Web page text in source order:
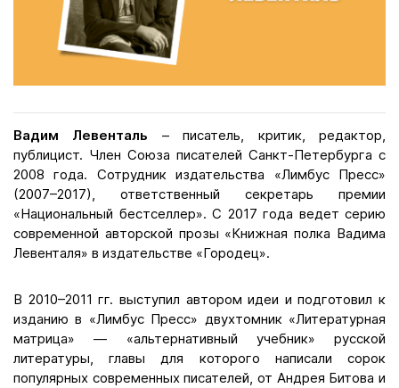
Вадим Левенталь – писатель, критик, редактор,
публицист. Член Союза писателей Санкт-Петербурга с
2008 года. Сотрудник издательства «Лимбус Пресс»
(2007–2017), ответственный секретарь премии
«Национальный бестселлер». C 2017 года ведет серию
современной авторской прозы «Книжная полка Вадима
Левенталя» в издательстве «Городец».
В 2010–2011 гг. выступил автором идеи и подготовил к
изданию в «Лимбус Пресс» двухтомник «Литературная
матрица» — «альтернативный учебник» русской
литературы, главы для которого написали сорок
популярных современных писателей, от Андрея Битова и